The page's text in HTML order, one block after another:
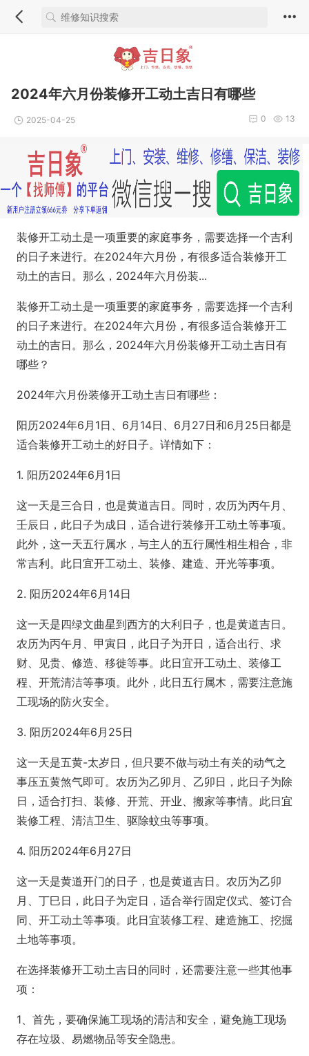
2024年六月份装修开工动土吉日有哪些
2025-04-25 13
0
装修开工动土是一项重要的家庭事务，需要选择一个吉利
的日子来进行。在2024年六月份，有很多适合装修开工
动土的吉日。那么，2024年六月份装...
装修开工动土是一项重要的家庭事务，需要选择一个吉利
的日子来进行。在2024年六月份，有很多适合装修开工
动土的吉日。那么，2024年六月份装修开工动土吉日有
哪些？
2024年六月份装修开工动土吉日有哪些：
阳历2024年6月1日、6月14日、6月27日和6月25日都是
适合装修开工动土的好日子。详情如下：
1. 阳历2024年6月1日
这一天是三合日，也是黄道吉日。同时，农历为丙午月、
壬辰日，此日子为成日，适合进行装修开工动土等事项。
此外，这一天五行属水，与主人的五行属性相生相合，非
常吉利。此日宜开工动土、装修、建造、开光等事项。
2. 阳历2024年6月14日
这一天是四绿文曲星到西方的大利日子，也是黄道吉日。
农历为丙午月、甲寅日，此日子为开日，适合出行、求
财、见贵、修造、移徙等事。此日宜开工动土、装修工
程、开荒清洁等事项。此外，此日五行属木，需要注意施
工现场的防火安全。
3. 阳历2024年6月25日
这一天是五黄-太岁日，但只要不做与动土有关的动气之
事压五黄煞气即可。农历为乙卯月、乙卯日，此日子为除
日，适合打扫、装修、开荒、开业、搬家等事情。此日宜
装修工程、清洁卫生、驱除蚊虫等事项。
4. 阳历2024年6月27日
这一天是黄道开门的日子，也是黄道吉日。农历为乙卯
月、丁巳日，此日子为定日，适合举行固定仪式、签订合
同、开工动土等事项。此日宜装修工程、建造施工、挖掘
土地等事项。
在选择装修开工动土吉日的同时，还需要注意一些其他事
项：
1、首先，要确保施工现场的清洁和安全，避免施工现场
存在垃圾、易燃物品等安全隐患。